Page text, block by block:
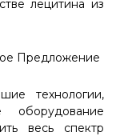
лецитина из
Предложение
технологии,
оборудование
весь спектр